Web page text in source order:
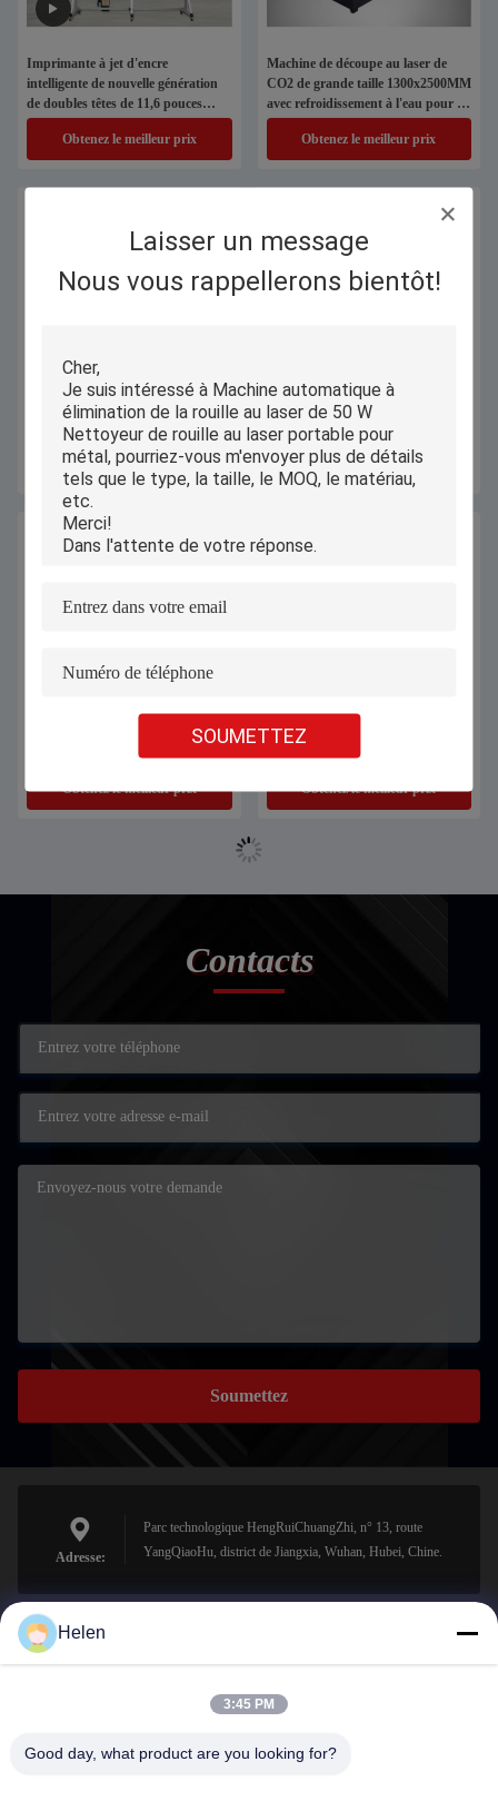
Laisser un message
Nous vous rappellerons bientôt!
SOUMETTEZ
Imprimante à jet d'encre
intelligente de nouvelle génération
de doubles têtes de 11,6 pouces
pour la peinture murale
Obtenez le meilleur prix
Machine de découpe au laser de
CO2 de grande taille 1300x2500MM
avec refroidissement à l'eau pour le
cuir en tissu
Obtenez le meilleur prix
Rotatoire horizontal de Dot Pin
Pneumatic Marking Machine
300mm de bride en métal avec
l'ordinateur
Obtenez le meilleur prix
Testeur de courrier de canal avec
fonction d'encoche et de bride pour
l'acier inoxydable, la feuille
galvanisée, la bande d'aluminium
PEL-800Obtenez le meilleur prix
Machine de gravure laser
intelligente petit graveur de découpe
laser de bureau portable
Obtenez le meilleur prix
Système de contrôle professionnel
Machine de gravure au laser CO2
pour jeans et jouets sur tapis
Obtenez le meilleur prix
Contacts
Soumettez
Adresse:
Parc technologique HengRuiChuangZhi, n° 13, route
YangQiaoHu, district de Jiangxia, Wuhan, Hubei, Chine.
sales@perfectlaser.net
Helen
3:45 PM
Good day, what product are you looking for?